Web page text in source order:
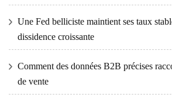
Une Fed belliciste maintient ses taux
dissidence croissante
Comment des données B2B précises
de vente